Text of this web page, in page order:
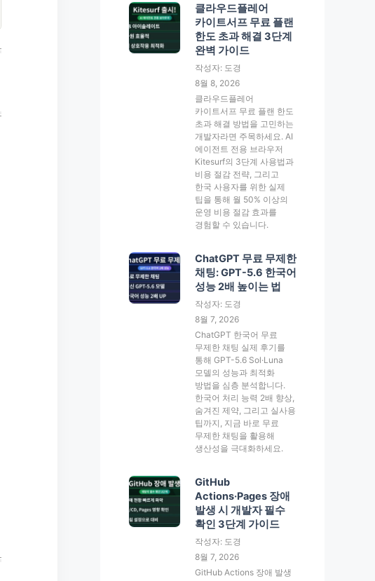
클라우드플레어
카이트서프 무료 플랜
한도 초과 해결 3단계
완벽 가이드
작성자: 도경
8월 8, 2026
클라우드플레어
카이트서프 무료 플랜 한도
초과 해결 방법을 고민하는
개발자라면 주목하세요. AI
에이전트 전용 브라우저
Kitesurf의 3단계 사용법과
비용 절감 전략, 그리고
한국 사용자를 위한 실제
팁을 통해 월 50% 이상의
운영 비용 절감 효과를
경험할 수 있습니다.
ChatGPT 무료 무제한
채팅: GPT-5.6 한국어
성능 2배 높이는 법
작성자: 도경
8월 7, 2026
ChatGPT 한국어 무료
무제한 채팅 실제 후기를
통해 GPT-5.6 Sol·Luna
모델의 성능과 최적화
방법을 심층 분석합니다.
한국어 처리 능력 2배 향상,
숨겨진 제약, 그리고 실사용
팁까지, 지금 바로 무료
무제한 채팅을 활용해
생산성을 극대화하세요.
GitHub
Actions·Pages 장애
발생 시 개발자 필수
확인 3단계 가이드
작성자: 도경
8월 7, 2026
GitHub Actions 장애 발생